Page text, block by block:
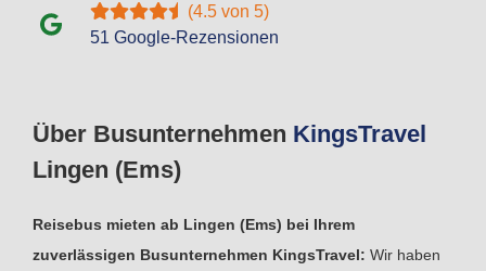
Über Busunternehmen KingsTravel
Lingen (Ems)
Reisebus mieten ab Lingen (Ems) bei Ihrem
zuverlässigen Busunternehmen KingsTravel: Wir haben
(4.5 von 5)
51 Google-Rezensionen